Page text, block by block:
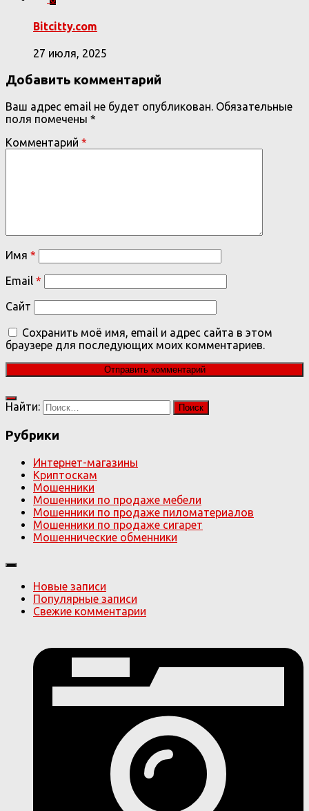
Bitcitty.com
27 июля, 2025
Добавить комментарий
Ваш адрес email не будет опубликован. Обязательные
поля помечены *
Комментарий *
Имя *
Email *
Сайт
Сохранить моё имя, email и адрес сайта в этом
браузере для последующих моих комментариев.
Найти:
Рубрики
Интернет-магазины
Криптоскам
Мошенники
Мошенники по продаже мебели
Мошенники по продаже пиломатериалов
Мошенники по продаже сигарет
Мошеннические обменники
Новые записи
Популярные записи
Свежие комментарии